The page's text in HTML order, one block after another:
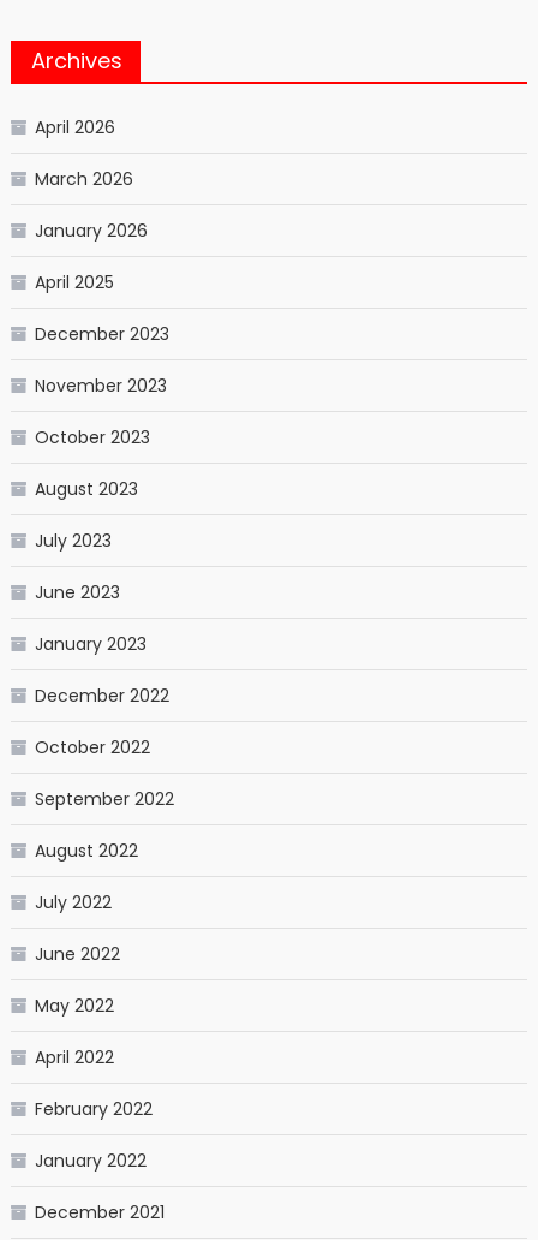
Archives
April 2026
March 2026
January 2026
April 2025
December 2023
November 2023
October 2023
August 2023
July 2023
June 2023
January 2023
December 2022
October 2022
September 2022
August 2022
July 2022
June 2022
May 2022
April 2022
February 2022
January 2022
December 2021